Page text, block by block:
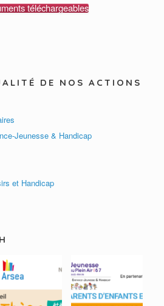
téléchargeables
DE NOS ACTIONS
Jeunesse & Handicap
et Handicap